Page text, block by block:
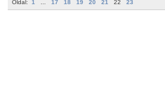
Oldal: 1 17 18 19 20 21 22 23